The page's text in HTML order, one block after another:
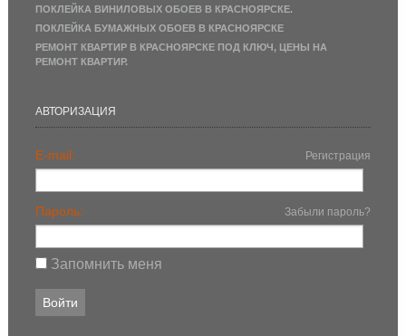
ПОКЛЕЙКА ВИНИЛОВЫХ ОБОЕВ В КРАСНОЯРСКЕ.
ПОКЛЕЙКА БУМАЖНЫХ ОБОЕВ В КРАСНОЯРСКЕ
РЕМОНТ КВАРТИР В КРАСНОЯРСКЕ ПОД КЛЮЧ, ЦЕНЫ НА
РЕМОНТ КВАРТИР.
АВТОРИЗАЦИЯ
E-mail: Регистрация
Пароль: Забыли пароль?
Запомнить меня